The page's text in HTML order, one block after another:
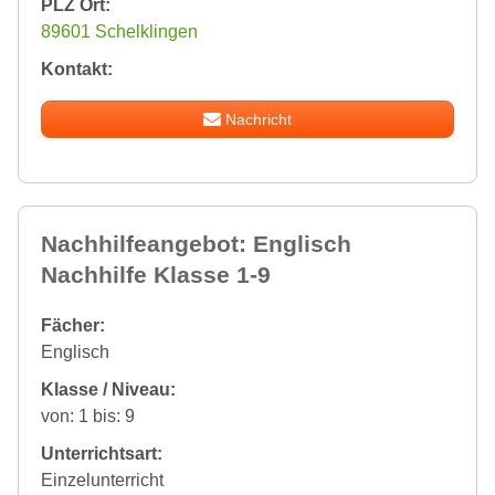
PLZ Ort:
89601 Schelklingen
Kontakt:
Nachricht
Nachhilfeangebot: Englisch
Nachhilfe Klasse 1-9
Fächer:
Englisch
Klasse / Niveau:
von: 1 bis: 9
Unterrichtsart:
Einzelunterricht